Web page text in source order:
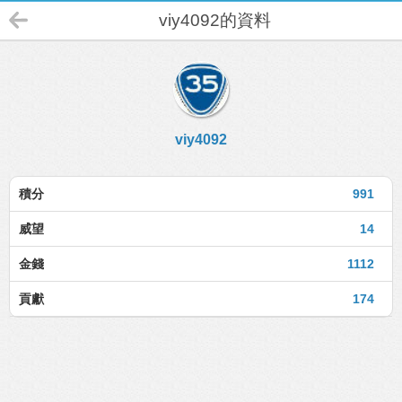
viy4092的資料
viy4092
991
積分
14
威望
1112
金錢
174
貢獻